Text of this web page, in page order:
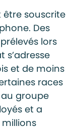
être souscrite
Des
lors
s’adresse
et de moins
races
groupe
et a
millions